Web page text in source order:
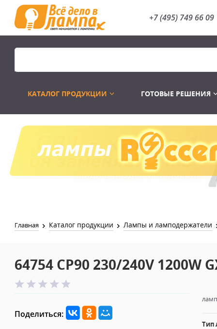
+7 (495) 749 66 09
КАТАЛОГ ПРОДУКЦИИ
Распродажа Лампы
ГОТОВЫЕ РЕШЕНИЯ
Главная Каталог продукции Лампы и ламподержатели
64754 CP90 230/240V 1200W
Поделиться:
Тип